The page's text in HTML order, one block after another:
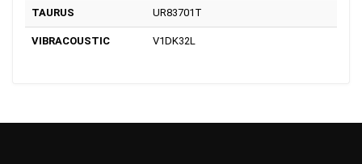
TAURUS UR83701T
VIBRACOUSTIC V1DK32L